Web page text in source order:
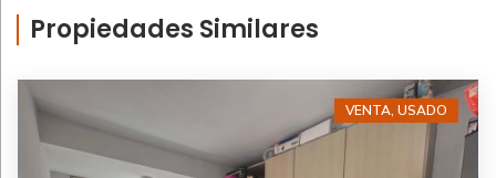
Propiedades Similares
VENTA, USADO